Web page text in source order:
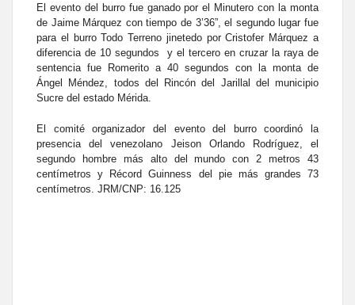
El evento del burro fue ganado por el Minutero con la monta
de Jaime Márquez con tiempo de 3’36”, el segundo lugar fue
para el burro Todo Terreno jinetedo por Cristofer Márquez a
diferencia de 10 segundos y el tercero en cruzar la raya de
sentencia fue Romerito a 40 segundos con la monta de
Ángel Méndez, todos del Rincón del Jarillal del municipio
Sucre del estado Mérida.
El comité organizador del evento del burro coordinó la
presencia del venezolano Jeison Orlando Rodríguez, el
segundo hombre más alto del mundo con 2 metros 43
centímetros y Récord Guinness del pie más grandes 73
centímetros. JRM/CNP: 16.125